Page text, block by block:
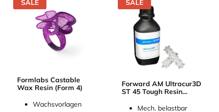
SALE
Formlabs Castable
Wax Resin (Form 4)
Wachsvorlagen
SALE
Forward AM Ultracur3D
ST 45 Tough Resin
Mech. belastbar